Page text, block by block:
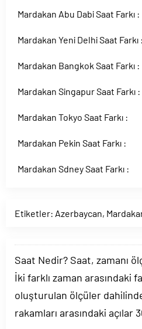
Mardakan Abu Dabi Saat Farkı :
Mardakan Yeni Delhi Saat Farkı :
Mardakan Bangkok Saat Farkı :
Mardakan Singapur Saat Farkı :
Mardakan Tokyo Saat Farkı :
Mardakan Pekin Saat Farkı :
Mardakan Sdney Saat Farkı :
Etiketler: Azerbaycan,
Saat Nedir? Saat, zamanı
İki farklı zaman arasındaki
oluşturulan ölçüler
rakamları arasındaki açılar